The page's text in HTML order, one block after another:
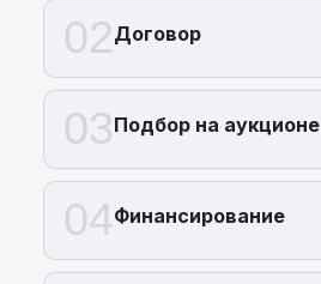
02Договор
03Подбор на аукционе
04Финансирование